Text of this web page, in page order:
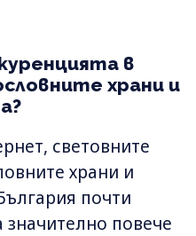
в
храни и
световните
храни и
почти
повече